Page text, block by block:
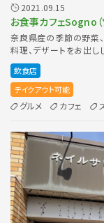
2021.09.15
お食事カフェSogno（
奈良県産の季節の野菜、
料理、デザートをお出し
飲食店
テイクアウト可能
グルメ カフェ